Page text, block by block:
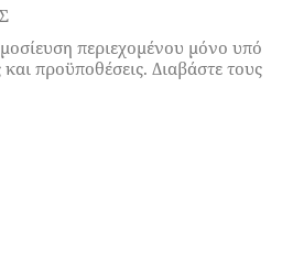
περιεχομένου μόνο υπό
προϋποθέσεις. Διαβάστε τους